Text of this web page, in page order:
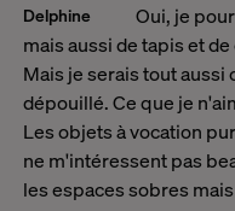
Delphine
Oui, je
mais aussi de tapis et
Mais je serais tout aussi
dépouillé. Ce que je
Les objets à vocation
ne m'intéressent pas
les espaces sobres